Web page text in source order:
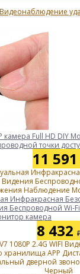
камера Full HD DIY
точки
11 591
Инфракрасная
Беспроводной
камера
8 432